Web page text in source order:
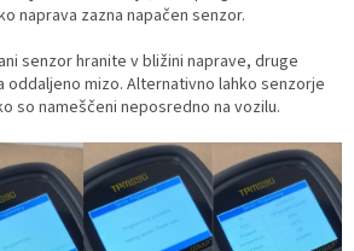
naprava zazna napačen senzor.
senzor hranite v bližini naprave, druge
mizo. Alternativno lahko senzorje
so nameščeni neposredno na vozilu.